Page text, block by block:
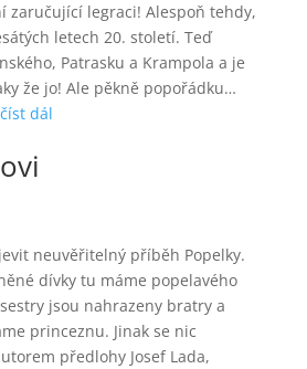
zaručující legraci! Alespoň tehdy,
letech 20. století. Teď
Patrasku a Krampola a je
že jo! Ale pěkně popořádku…
číst dál
neuvěřitelný příběh Popelky.
dívky tu máme popelavého
jsou nahrazeny bratry a
princeznu. Jinak se nic
předlohy Josef Lada,